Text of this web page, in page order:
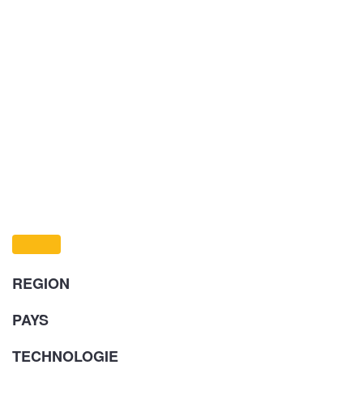
REGION
PAYS
TECHNOLOGIE